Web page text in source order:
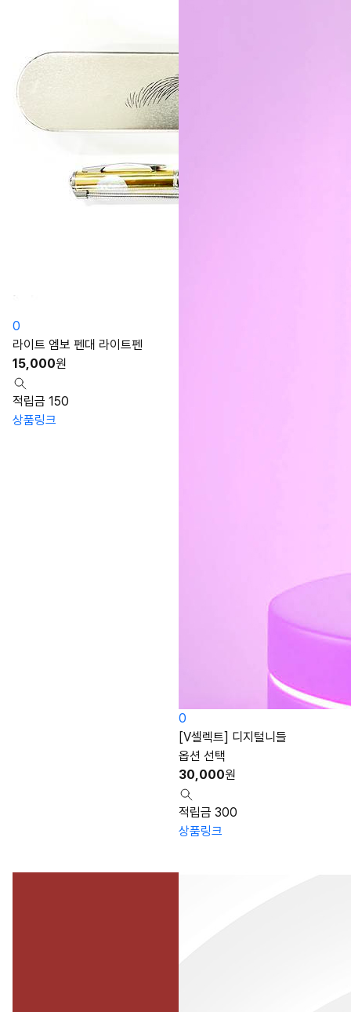
0
라이트 엠보 펜대 라이트펜
15,000원
적립금 150
상품링크
0
[V셀렉트] 디지털니들
옵션 선택
30,000원
적립금 300
상품링크